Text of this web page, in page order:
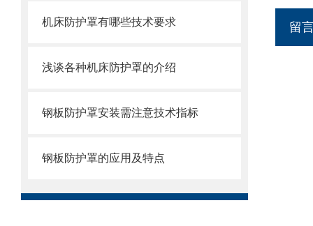
机床防护罩有哪些技术要求
浅谈各种机床防护罩的介绍
钢板防护罩安装需注意技术指标
钢板防护罩的应用及特点
留